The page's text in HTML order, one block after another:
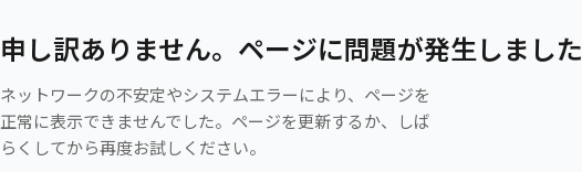
申し訳ありません。ページに問題が発生しました
ネットワークの不安定やシステムエラーにより、ページを
正常に表示できませんでした。ページを更新するか、しば
らくしてから再度お試しください。